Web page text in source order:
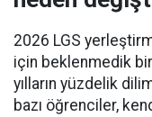
2026 LGS
için beklenmedik
yılların yüzdelik
bazı öğrenciler,